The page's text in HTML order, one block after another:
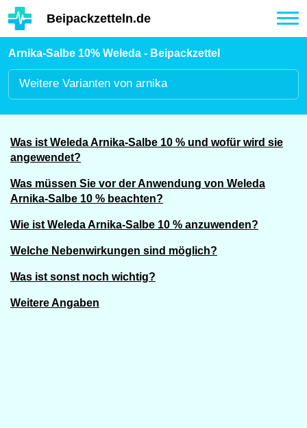
Hauptinhalt
Beipackzetteln.de
Arnika-Salbe 10% Weleda - Beipackzettel
Weitere Varianten von arnika
Was ist Weleda Arnika-Salbe 10 % und wofür wird sie
angewendet?
Was müssen Sie vor der Anwendung von Weleda
Arnika-Salbe 10 % beachten?
Wie ist Weleda Arnika-Salbe 10 % anzuwenden?
Welche Nebenwirkungen sind möglich?
Was ist sonst noch wichtig?
Weitere Angaben